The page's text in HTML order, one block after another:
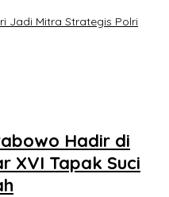
Jadi Mitra Strategis Polri
Hadir di
XVI Tapak Suci